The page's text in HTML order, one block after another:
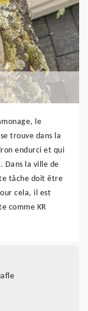
le
trouve dans la
endurci et qui
Dans la ville de
tâche doit être
cela, il est
comme KR